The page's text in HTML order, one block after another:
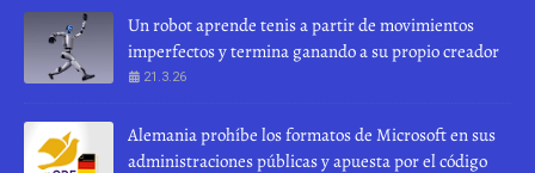
Un robot aprende tenis a partir de movimientos
imperfectos y termina ganando a su propio creador
21.3.26
Alemania prohíbe los formatos de Microsoft en sus
administraciones públicas y apuesta por el código